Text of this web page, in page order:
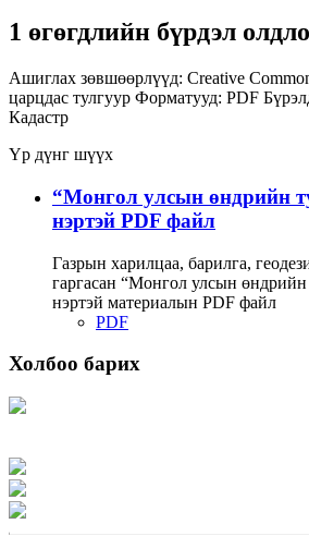
1 өгөгдлийн бүрдэл
Ашиглах зөвшөөрлүүд: Creative
царцдас тулгуур Форматууд: PDF
Кадастр
Үр дүнг шүүх
“Монгол улсын өндрийн
нэртэй PDF файл
Газрын харилцаа, барилга,
гаргасан “Монгол улсын өндрийн
нэртэй материалын PDF файл
PDF
Холбоо барих